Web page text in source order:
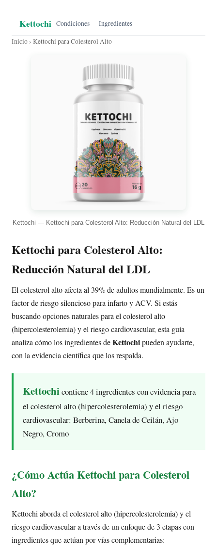
Kettochi Condiciones Ingredientes
Inicio› Kettochi para Colesterol Alto
Kettochi — Kettochi para Colesterol Alto: Reducción Natural del LDL
Kettochi para Colesterol Alto:
Reducción Natural del LDL
El colesterol alto afecta al 39% de adultos mundialmente. Es un
factor de riesgo silencioso para infarto y ACV. Si estás
buscando opciones naturales para el colesterol alto
(hipercolesterolemia) y el riesgo cardiovascular, esta guía
analiza cómo los ingredientes deKettochipueden ayudarte,
con la evidencia científica que los respalda.
Kettochicontiene 4 ingredientes con evidencia para
el colesterol alto (hipercolesterolemia) y el riesgo
cardiovascular: Berberina, Canela de Ceilán, Ajo
Negro, Cromo
¿Cómo Actúa Kettochi para Colesterol
Alto?
Kettochi aborda el colesterol alto (hipercolesterolemia) y el
riesgo cardiovascular a través de un enfoque de 3 etapas con
ingredientes que actúan por vías complementarias: